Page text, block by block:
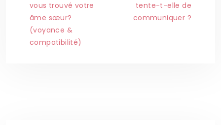
vous trouvé votre
âme sœur?
(voyance &
compatibilité)
tente-t-elle de
communiquer ?